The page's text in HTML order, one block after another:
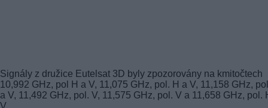
Signály z družice Eutelsat 3D byly zpozorovány na kmitočtech
10,992 GHz, pol H a V, 11,075 GHz, pol. H a V, 11,158 GHz,
a V, 11,492 GHz, pol. V, 11,575 GHz, pol. V a 11,658 GHz, pol.
V.